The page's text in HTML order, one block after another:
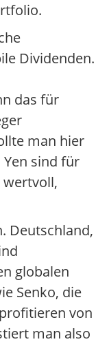
Dividenden.
das für
man hier
sind für
wertvoll,
Deutschland,
globalen
Senko, die
von
man also